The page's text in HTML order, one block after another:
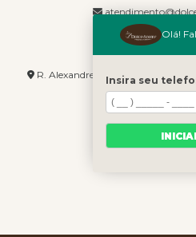
R. Alexandre de Barros, 1730 -
Olá!
Insira seu